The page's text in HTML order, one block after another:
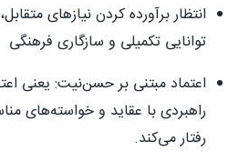
انتظار برآورده کردن نیازهای
توانایی تکمیلی و سازگاری فرهنگی
اعتماد مبتنی بر حسن‌نیت: یعنی
راهبردی با عقاید و خواسته‌های
رفتار می‌کند.